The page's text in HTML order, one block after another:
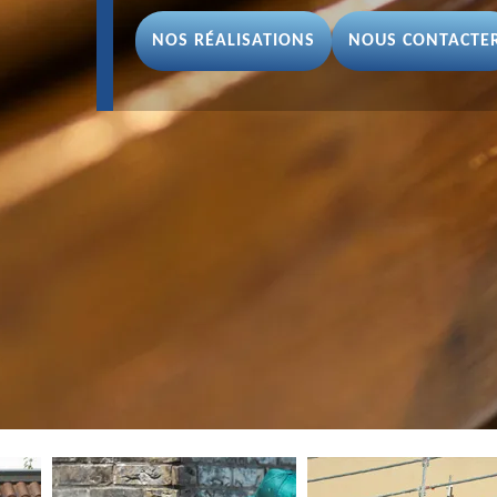
NOS RÉALISATIONS NOUS